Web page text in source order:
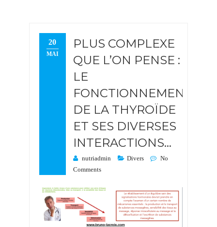
20
MAI
PLUS COMPLEXE
QUE L’ON PENSE :
LE
FONCTIONNEMENT
DE LA THYROÏDE
ET SES DIVERSES
INTERACTIONS…
nutriadmin Divers
No
Comments